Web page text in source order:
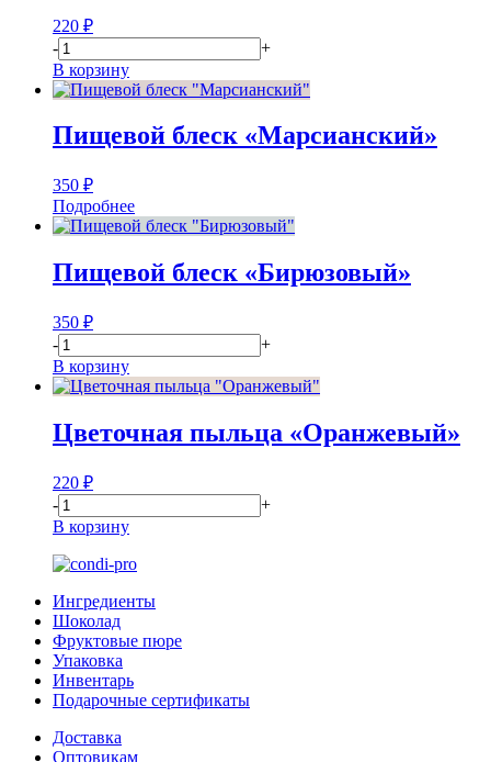
220 ₽
-
+
В корзину
Пищевой блеск «Марсианский»
350 ₽
Подробнее
Пищевой блеск «Бирюзовый»
350 ₽
-
+
В корзину
Цветочная пыльца «Оранжевый»
220 ₽
-
+
В корзину
Ингредиенты
Шоколад
Фруктовые пюре
Упаковка
Инвентарь
Подарочные сертификаты
Доставка
Оптовикам